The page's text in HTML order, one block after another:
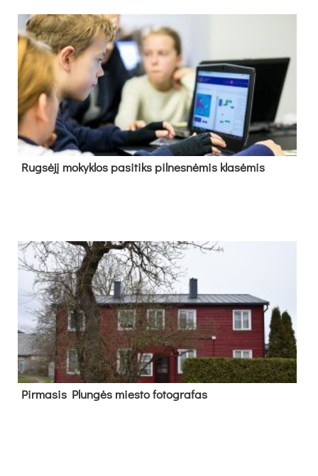
Rug­sė­jį mo­kyk­los pa­si­tiks pil­nes­nė­mis kla­sė­mis
Pir­ma­sis Plun­gės mies­to fo­tog­ra­fas